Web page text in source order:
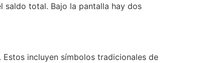
saldo total. Bajo la pantalla hay dos
incluyen símbolos tradicionales de